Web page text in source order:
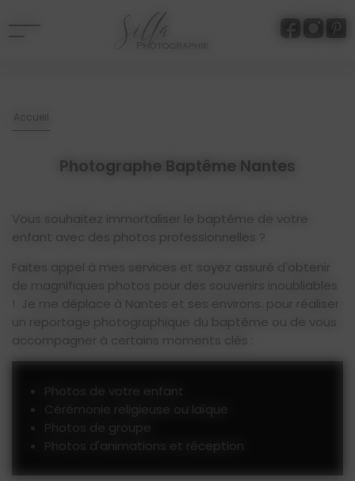
Accueil
Photographe Baptême Nantes
Vous souhaitez immortaliser le baptême de votre
Faites appel à mes services et soyez assuré d'obtenir
de magnifiques photos pour des souvenirs inoubliables
un reportage photographique du baptême ou de vous
accompagner à certains moments clés :
Photos de votre enfant
Cérémonie religieuse ou laïque
Photos d'animations et réception